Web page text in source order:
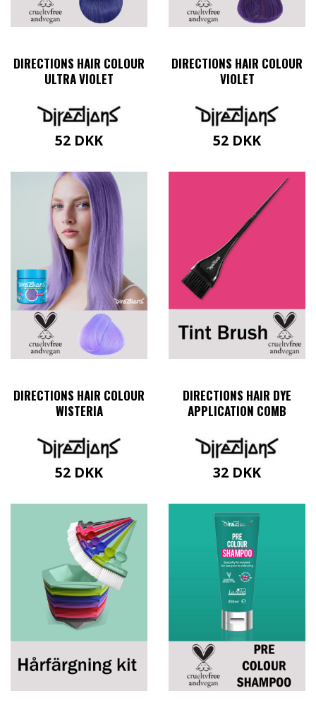
DIRECTIONS HAIR COLOUR
ULTRA VIOLET
52 DKK
DIRECTIONS HAIR COLOUR
VIOLET
52 DKK
DIRECTIONS HAIR COLOUR
WISTERIA
52 DKK
DIRECTIONS HAIR DYE
APPLICATION COMB
32 DKK